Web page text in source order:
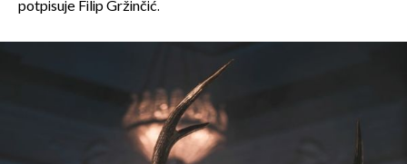
potpisuje Filip Gržinčić.